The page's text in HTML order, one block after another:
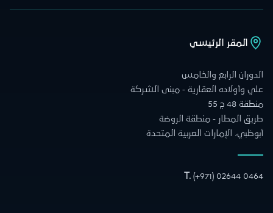
المقر الرئيسي
الدوران الرابع والخامس
علي وأولاده العقارية - مبنى الشركة
منطقة 48 ج 55
طريق المطار - منطقة الروضة
أبوظبي، الإمارات العربية المتحدة
T. (+971) 02644 0464